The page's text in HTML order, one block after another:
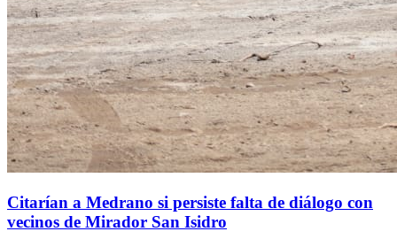
Citarían a Medrano si persiste falta de diálogo con
vecinos de Mirador San Isidro